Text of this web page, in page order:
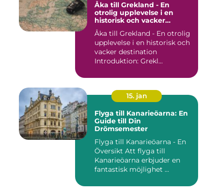
Åka till Grekland - En
otrolig upplevelse i en
historisk och vacker
destination
Åka till Grekland - En otrolig
upplevelse i en historisk och
vacker destination
Introduktion: Grekl...
15. jan
Flyga till Kanarieöarna: En
Guide till Din
Drömsemester
Flyga till Kanarieöarna - En
Översikt Att flyga till
Kanarieöarna erbjuder en
fantastisk möjlighet ...